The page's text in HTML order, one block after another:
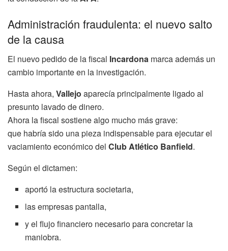
Administración fraudulenta: el nuevo salto
de la causa
El nuevo pedido de la fiscal Incardona marca además un
cambio importante en la investigación.
Hasta ahora, Vallejo aparecía principalmente ligado al
presunto lavado de dinero.
Ahora la fiscal sostiene algo mucho más grave:
que habría sido una pieza indispensable para ejecutar el
vaciamiento económico del Club Atlético Banfield.
Según el dictamen:
aportó la estructura societaria,
las empresas pantalla,
y el flujo financiero necesario para concretar la
maniobra.